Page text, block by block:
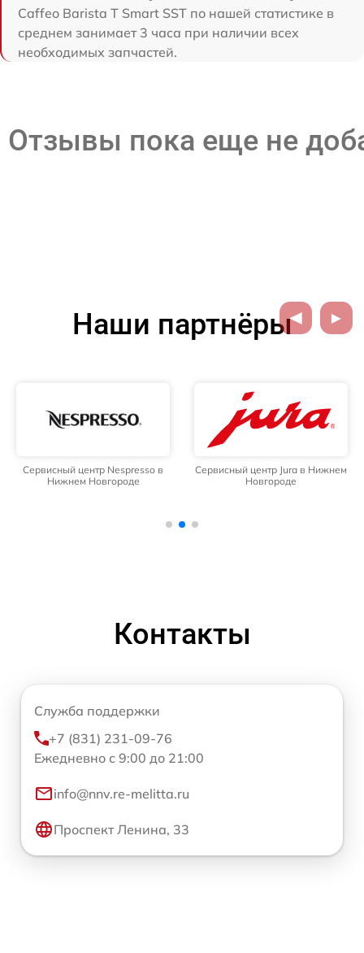
Caffeo Barista T Smart SST по нашей статистике в
среднем занимает 3 часа при наличии всех
необходимых запчастей.
Отзывы пока еще не
Наши партнёры
Сервисный центр Nespresso в
Нижнем Новгороде
Сервисный центр Jura в Нижнем
Новгороде
Контакты
Служба поддержки
+7 (831) 231-09-76
Ежедневно с 9:00 до 21:00
info@nnv.re-melitta.ru
Проспект Ленина, 33